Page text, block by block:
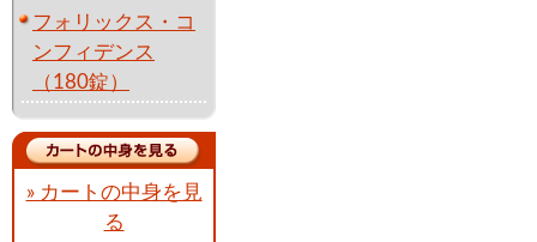
フォリックス・コ
ンフィデンス
（180錠）
» カートの中身を見
る